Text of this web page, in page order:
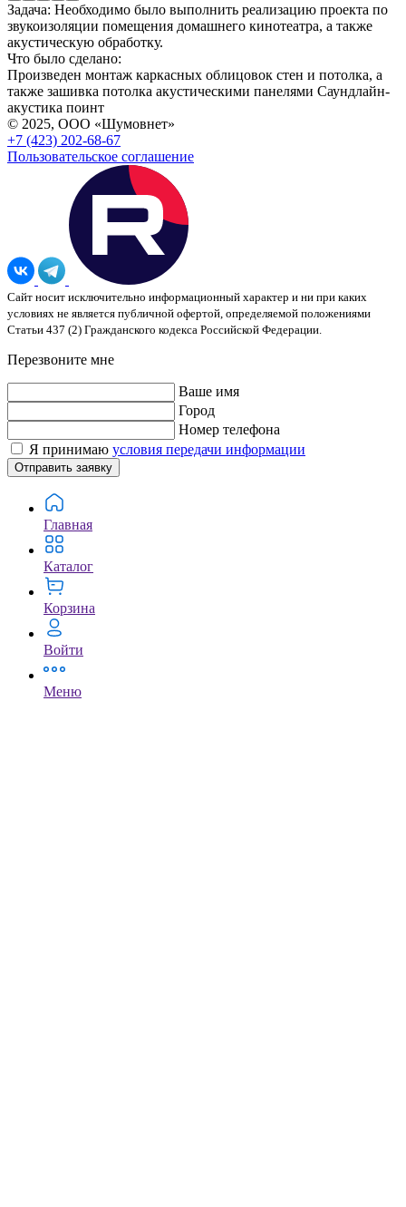
Задача: Необходимо было выполнить реализацию проекта по
звукоизоляции помещения домашнего кинотеатра, а также
акустическую обработку.
Что было сделано:
Произведен монтаж каркасных облицовок стен и потолка, а
также зашивка потолка акустическими панелями Саундлайн-
акустика поинт
© 2025, ООО «Шумовнет»
+7 (423) 202-68-67
Пользовательское соглашение
Сайт носит исключительно информационный характер и ни при каких
условиях не является публичной офертой, определяемой положениями
Статьи 437 (2) Гражданского кодекса Российской Федерации.
Перезвоните мне
Ваше имя
Город
Номер телефона
Я принимаю условия передачи информации
Отправить заявку
Главная
Каталог
Корзина
Войти
Меню